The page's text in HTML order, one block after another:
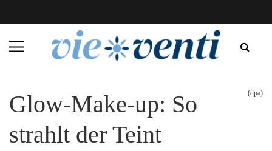
Glow-Make-up: So
strahlt der Teint
(dpa)